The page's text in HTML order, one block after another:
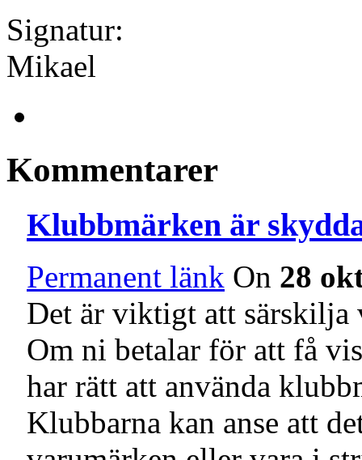
Signatur:
Mikael
Kommentarer
Klubbmärken är
Permanent länk On 28
Det är viktigt att särskilja
Om ni betalar för att få
har rätt att använda
Klubbarna kan anse att